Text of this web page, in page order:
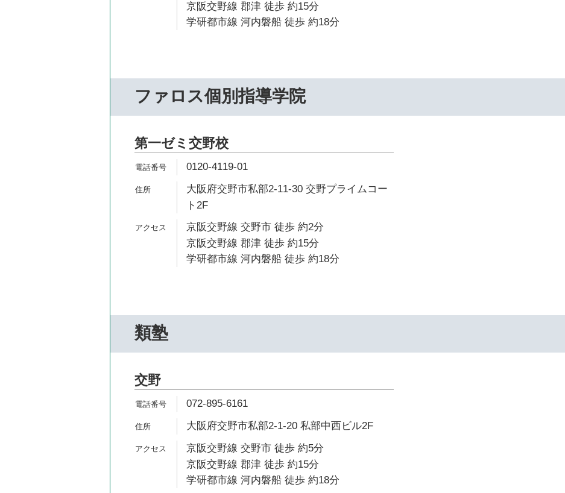
京阪交野線 郡津 徒歩 約15分
学研都市線 河内磐船 徒歩 約18分
ファロス個別指導学院
第一ゼミ交野校
0120-4119-01
大阪府交野市私部2-11-30 交野プライムコー
ト2F
京阪交野線 交野市 徒歩 約2分
京阪交野線 郡津 徒歩 約15分
学研都市線 河内磐船 徒歩 約18分
類塾
交野
072-895-6161
大阪府交野市私部2-1-20 私部中西ビル2F
京阪交野線 交野市 徒歩 約5分
京阪交野線 郡津 徒歩 約15分
学研都市線 河内磐船 徒歩 約18分